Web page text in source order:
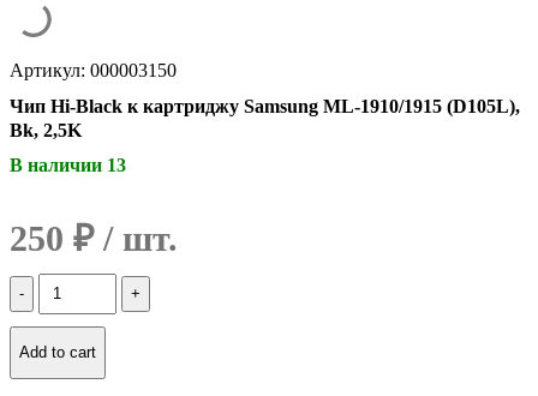
Артикул: 000003150
Чип Hi-Black к картриджу Samsung ML-1910/1915 (D105L),
Bk, 2,5K
В наличии 13
250 ₽
Количество
Чип
Hi-
Black
Add to cart